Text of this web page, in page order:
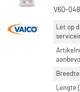
V60-0481
Let op
Lengte